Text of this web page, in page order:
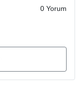
0 Yorum